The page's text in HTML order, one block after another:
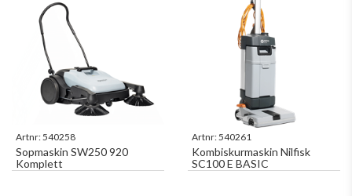
Artnr:540258
Sopmaskin SW250 920
Komplett
Artnr:540261
Kombiskurmaskin Nilfisk
SC100 E BASIC